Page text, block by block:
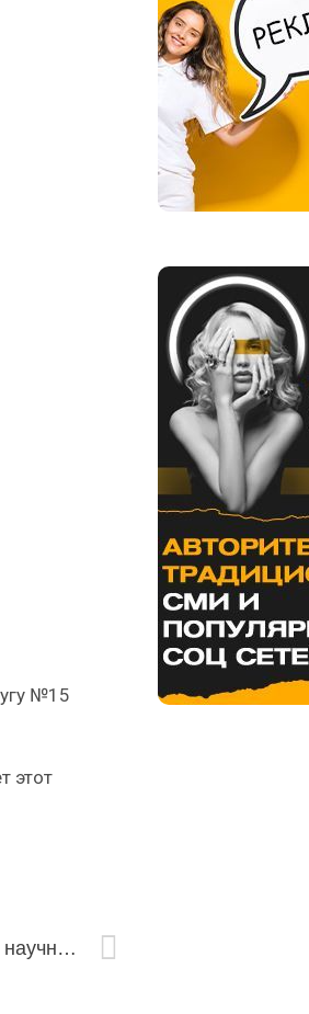
№15
этот
Иркутский политех создаст экологичный научный флот на Байкале